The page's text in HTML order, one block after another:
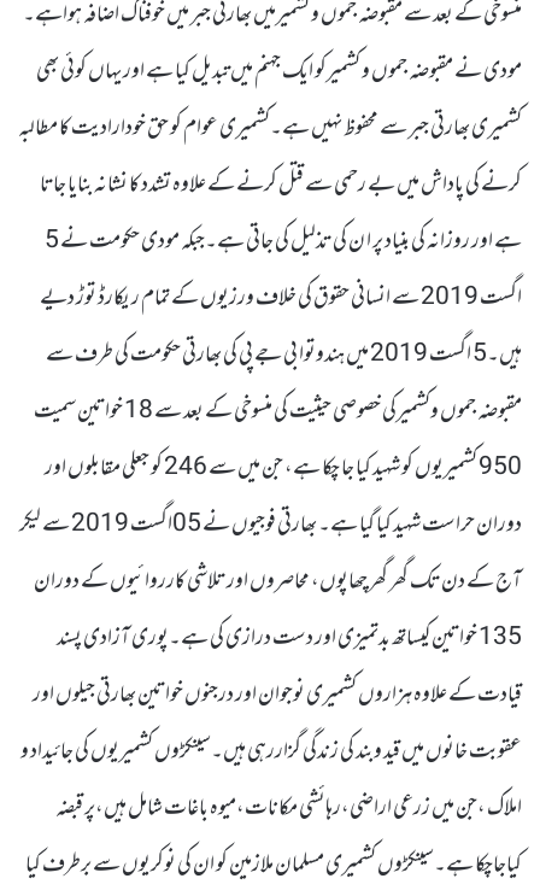
منسوخی کے بعد سے مقبوضہ جموں و کشمیرمیں بھارتی جبر میں خوفناک اضافہ ہواہے۔
مودی نے مقبوضہ جموں و کشمیرکو ایک جہنم میں تبدیل کیا ہے اور یہاں کوئی بھی
کشمیری بھارتی جبر سے محفوظ نہیں ہے۔کشمیری عوام کو حق خودارادیت کا مطالبہ
کرنے کی پاداش میں بے رحمی سے قتل کرنے کے علاوہ تشدد کا نشانہ بنایا جاتا
ہے اور روزانہ کی بنیاد پر ا ن کی تذلیل کی جاتی ہے۔جبکہ مودی حکومت نے 5
اگست 2019 سے انسانی حقوق کی خلاف ورزیوں کے تمام ریکارڈ توڑ دیے
ہیں۔5 اگست 2019 میں ہندوتوا بی جے پی کی بھارتی حکومت کی طرف سے
مقبوضہ جموں وکشمیرکی خصوصی حیثیت کی منسوخی کے بعد سے 18 خواتین سمیت
950 کشمیریوں کو شہید کیا جا چکا ہے، جن میں سے 246 کو جعلی مقابلوں اور
دوران حراست شہید کیا گیا ہے۔ بھارتی فوجیوں نے 05اگست 2019 سے لیکر
آج کے دن تک گھر گھر چھاپوں، محاصروں اور تلاشی کارروائیوں کے دوران
135 خواتین کیساتھ بدتمیزی اور دست درازی کی ہے۔پوری آزادی پسند
قیادت کے علاوہ ہزاروں کشمیری نوجوان اور درجنوں خواتین بھارتی جیلوں اور
عقوبت خانوں میں قید وبند کی زندگی گزاررہی ہیں۔سینکڑوں کشمیریوں کی جائیداد و
املاک ،جن میں زرعی اراضی،رہائشی مکانات،میوہ باغات شامل ہیں،پر قبضہ
کیاجاچکا ہے۔سینکڑوں کشمیری مسلمان ملازمین کو ان کی نوکریوں سے برطرف کیا